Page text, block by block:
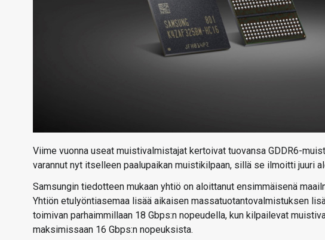
Viime vuonna useat muistivalmistajat kertoivat tuovansa GDDR6-
varannut nyt itselleen paalupaikan muistikilpaan, sillä se ilmoitti juuri
Samsungin tiedotteen mukaan yhtiö on aloittanut ensimmäisenä
Yhtiön etulyöntiasemaa lisää aikaisen massatuotantovalmistuksen
toimivan parhaimmillaan 18 Gbps:n nopeudella, kun kilpailevat
maksimissaan 16 Gbps:n nopeuksista.